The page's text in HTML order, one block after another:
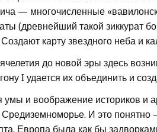
— многочисленные
(древнейший такой зиккурат
карту звездного неба и
до новой эры здесь
I удается их объединить и
умы и воображение историков и
Средиземноморье. И это
Европа была как бы